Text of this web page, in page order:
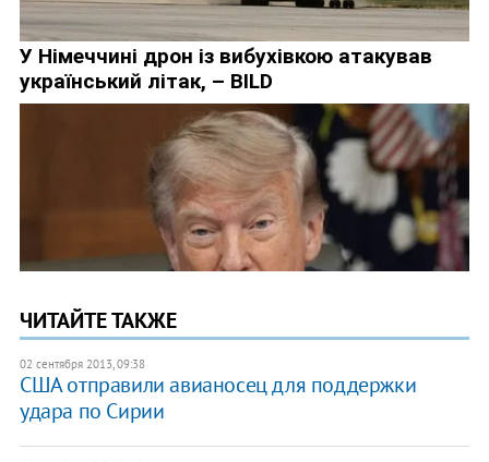
ЧИТАЙТЕ ТАКЖЕ
02 сентября 2013, 09:38
США отправили авианосец для поддержки
удара по Сирии